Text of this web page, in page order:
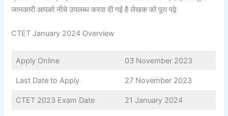
जानकारी आपको नीचे उपलब्ध करवा दी गई है लेखक को पूरा पढ़े
CTET January 2024 Overview
Apply Online 03 November 2023
Last Date to Apply 27 November 2023
CTET 2023 Exam Date 21 January 2024